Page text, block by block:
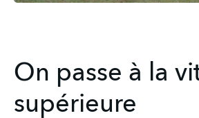
On passe à la
supérieure